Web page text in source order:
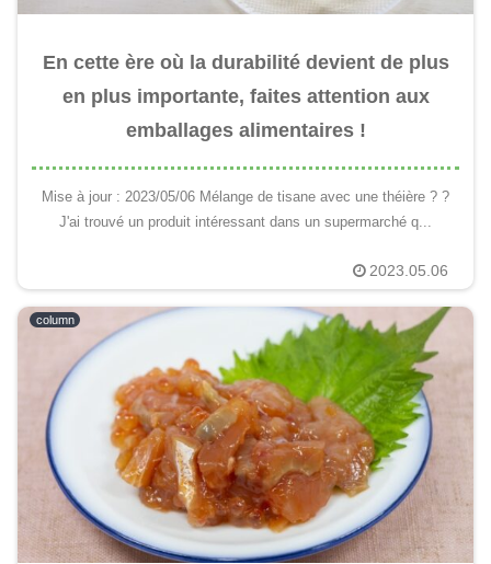
En cette ère où la durabilité devient de plus
en plus importante, faites attention aux
emballages alimentaires !
Mise à jour : 2023/05/06 Mélange de tisane avec une théière ? ?
J'ai trouvé un produit intéressant dans un supermarché q...
2023.05.06
column